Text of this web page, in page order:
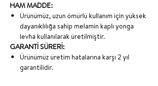
HAM MADDE:
Ürünümüz, uzun ömürlü kullanım için yüksek
dayanıklılığa sahip melamin kaplı yonga
levha kullanılarak üretilmiştir.
GARANTİ SÜRERİ:
Ürünümüz üretim hatalarına karşı 2 yıl
garantilidir.